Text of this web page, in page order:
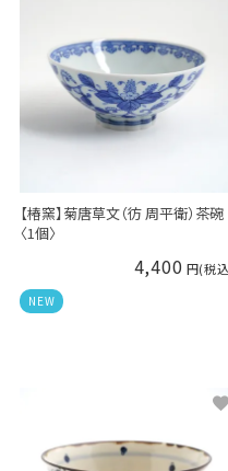
【椿窯】菊唐草文（彷 周平衛）茶碗
〈1個〉
4,400
NEW